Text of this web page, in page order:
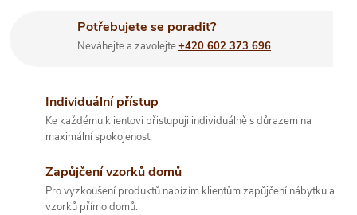
Potřebujete se poradit?
Neváhejte a zavolejte+420 602 373 696
Individuální přístup
Ke každému klientovi přistupuji individuálně s důrazem na
maximální spokojenost.
Zapůjčení vzorků domů
Pro vyzkoušení produktů nabízím klientům zapůjčení nábytku a
vzorků přímo domů.